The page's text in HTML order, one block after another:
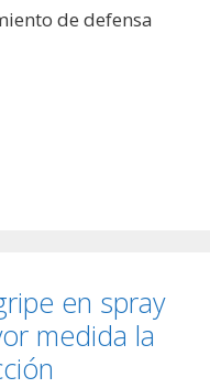
de defensa
en spray
medida la